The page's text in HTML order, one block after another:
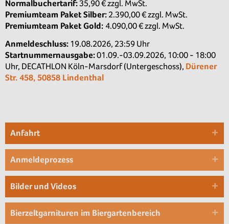
Normalbuchertarif:35,90 € zzgl. MwSt.
Premiumteam Paket Silber: 2.390,00 € zzgl. MwSt.
Premiumteam Paket Gold: 4.090,00 € zzgl. MwSt.
Anmeldeschluss: 19.08.2026, 23:59 Uhr
Startnummernausgabe:01.09.-03.09.2026, 10:00 - 18:00
Uhr, DECATHLON Köln-Marsdorf (Untergeschoss), Dürener
Str. 458, 50858 Lindenthal
Anfahrt
Bitte beachte das stark erhöhte Verkehrsaufkommen
rund um das Eventgelände! Wir empfehlen ausdrücklich
die Anreise per ÖPNV oder Fahrrad.
Solltest du dennoch mit
dem Auto anreisen, findest du weiter unten unseren
Zufahrtsplan. Beachte bitte auch die ausgewiesenen
Sperrungen, inklusive Sperrzeiten.
Anmeldeprozess
Eine detaillierte Schritt-für-Schritt Erklärung zum
Anmeldeschluss findest du hier:Anmeldeprozess B2Run.
Bitte beachte, dass Anpassungen und Änderungen der
Bilder und Videos
Bilder und Videos vom B2Run Köln sind bereits am Folgetag
Bierzeltgarnituren im Biergartenbereich